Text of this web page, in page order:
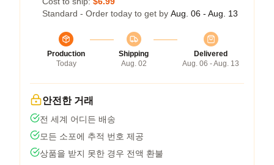
Standard - Order today to get by Aug. 06 - Aug. 13
Production
Today
Shipping
Aug. 02
Delivered
Aug. 06 - Aug. 13
안전한 거래
전 세계 어디든 배송
모든 소포에 추적 번호 제공
상품을 받지 못한 경우 전액 환불